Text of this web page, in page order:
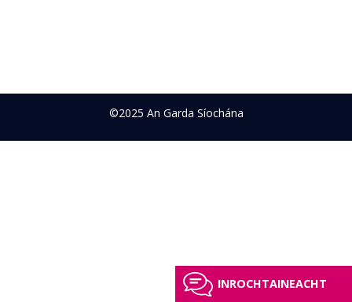
©2025 An Garda Síochána
INROCHTAINEACHT